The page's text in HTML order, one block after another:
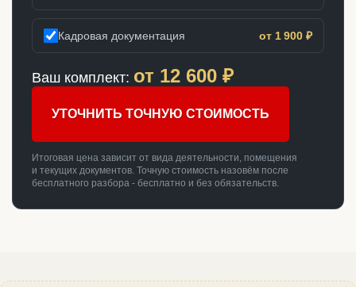
Кадровая документация от 1 900 ₽
Ваш комплект: от 12 600 ₽
УТОЧНИТЬ ТОЧНУЮ СТОИМОСТЬ
Итоговая цена зависит от вида деятельности, помещения
и текущих документов. Точную стоимость назовём после
бесплатного разбора - бесплатно и без обязательств.